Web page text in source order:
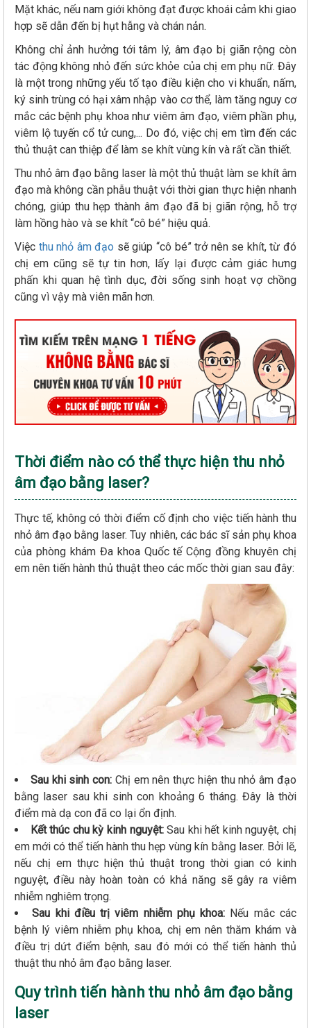
Mặt khác, nếu nam giới không đạt được khoái cảm khi giao
hợp sẽ dẫn đến bị hụt hẫng và chán nản.
Không chỉ ảnh hưởng tới tâm lý, âm đạo bị giãn rộng còn
tác động không nhỏ đến sức khỏe của chị em phụ nữ. Đây
là một trong những yếu tố tạo điều kiện cho vi khuẩn, nấm,
ký sinh trùng có hại xâm nhập vào cơ thể, làm tăng nguy cơ
mắc các bệnh phụ khoa như viêm âm đạo, viêm phần phụ,
viêm lộ tuyến cổ tử cung,... Do đó, việc chị em tìm đến các
thủ thuật can thiệp để làm se khít vùng kín và rất cần thiết.
Thu nhỏ âm đạo bằng laser là một thủ thuật làm se khít âm
đạo mà không cần phẫu thuật với thời gian thực hiện nhanh
chóng, giúp thu hẹp thành âm đạo đã bị giãn rộng, hỗ trợ
làm hồng hào và se khít “cô bé” hiệu quả.
Việc thu nhỏ âm đạo sẽ giúp “cô bé” trở nên se khít, từ đó
chị em cũng sẽ tự tin hơn, lấy lại được cảm giác hưng
phấn khi quan hệ tình dục, đời sống sinh hoạt vợ chồng
cũng vì vậy mà viên mãn hơn.
Thời điểm nào có thể thực hiện thu nhỏ
âm đạo bằng laser?
Thực tế, không có thời điểm cố định cho việc tiến hành thu
nhỏ âm đạo bằng laser. Tuy nhiên, các bác sĩ sản phụ khoa
của phòng khám Đa khoa Quốc tế Cộng đồng khuyên chị
em nên tiến hành thủ thuật theo các mốc thời gian sau đây:
Sau khi sinh con: Chị em nên thực hiện thu nhỏ âm đạo
bằng laser sau khi sinh con khoảng 6 tháng. Đây là thời
điểm mà dạ con đã co lại ổn định.
Kết thúc chu kỳ kinh nguyệt:Sau khi hết kinh nguyệt, chị
em mới có thể tiến hành thu hẹp vùng kín bằng laser. Bởi lẽ,
nếu chị em thực hiện thủ thuật trong thời gian có kinh
nguyệt, điều này hoàn toàn có khả năng sẽ gây ra viêm
nhiễm nghiêm trọng.
Sau khi điều trị viêm nhiễm phụ khoa: Nếu mắc các
bệnh lý viêm nhiễm phụ khoa, chị em nên thăm khám và
điều trị dứt điểm bệnh, sau đó mới có thể tiến hành thủ
thuật thu nhỏ âm đạo bằng laser.
Quy trình tiến hành thu nhỏ âm đạo bằng
laser